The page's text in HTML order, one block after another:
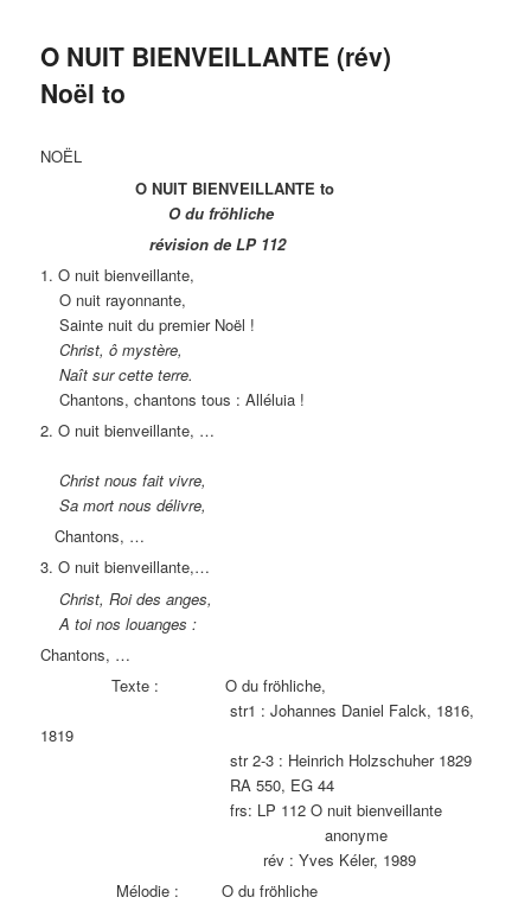
O NUIT BIENVEILLANTE (rév)
Noël to
NOËL
O NUIT BIENVEILLANTE to
O du fröhliche
révision de LP 112
1. O nuit bienveillante,
O nuit rayonnante,
Sainte nuit du premier Noël !
Christ, ô mystère,
Naît sur cette terre.
Chantons, chantons tous : Alléluia !
2. O nuit bienveillante, …
Christ nous fait vivre,
Sa mort nous délivre,
Chantons, …
3. O nuit bienveillante,…
Christ, Roi des anges,
A toi nos louanges :
Chantons, …
Texte : O du fröhliche,
str1 : Johannes Daniel Falck, 1816,
1819
str 2-3 : Heinrich Holzschuher 1829
RA 550, EG 44
frs: LP 112 O nuit bienveillante
anonyme
rév : Yves Kéler, 1989
Mélodie : O du fröhliche